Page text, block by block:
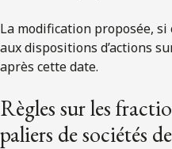
La modification proposée,
aux dispositions d’actions
après cette date.
Règles sur les
paliers de sociétés